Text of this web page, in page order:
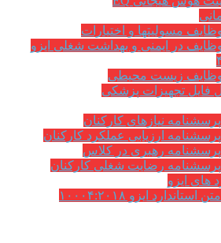
مسوليتها و اختيارات
در ایمنی و بهداشت شغلی ایزو
زیست محیطی
فایل تجهیزات پزشکی
پرسشنامه نیازهای کارکنان
پرسشنامه ارزیابی عملکرد کارکنان
پرسشنامه رهبری در کلاس
پرسشنامه رضایت شغلی کارکنان
های ایزو
استاندارد ایزو ۱۰۰۰۴:۲۰۱۸